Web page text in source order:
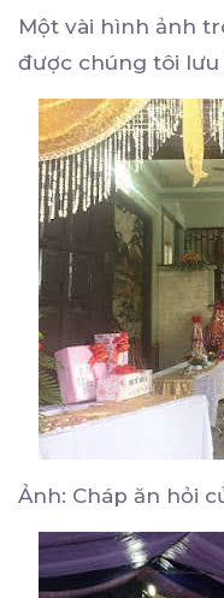
Một vài hình ảnh
được chúng tôi lưu
Ảnh: Cháp ăn hỏi